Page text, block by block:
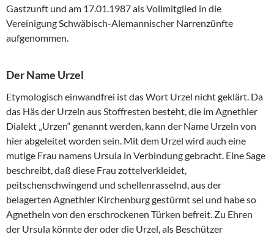
Gastzunft und am 17.01.1987 als Vollmitglied in die
Vereinigung Schwäbisch-Alemannischer Narrenzünfte
aufgenommen.
Der Name Urzel
Etymologisch einwandfrei ist das Wort Urzel nicht geklärt. Da
das Häs der Urzeln aus Stoffresten besteht, die im Agnethler
Dialekt „Urzen“ genannt werden, kann der Name Urzeln von
hier abgeleitet worden sein. Mit dem Urzel wird auch eine
mutige Frau namens Ursula in Verbindung gebracht. Eine Sage
beschreibt, daß diese Frau zottelverkleidet,
peitschenschwingend und schellenrasselnd, aus der
belagerten Agnethler Kirchenburg gestürmt sei und habe so
Agnetheln von den erschrockenen Türken befreit. Zu Ehren
der Ursula könnte der oder die Urzel, als Beschützer